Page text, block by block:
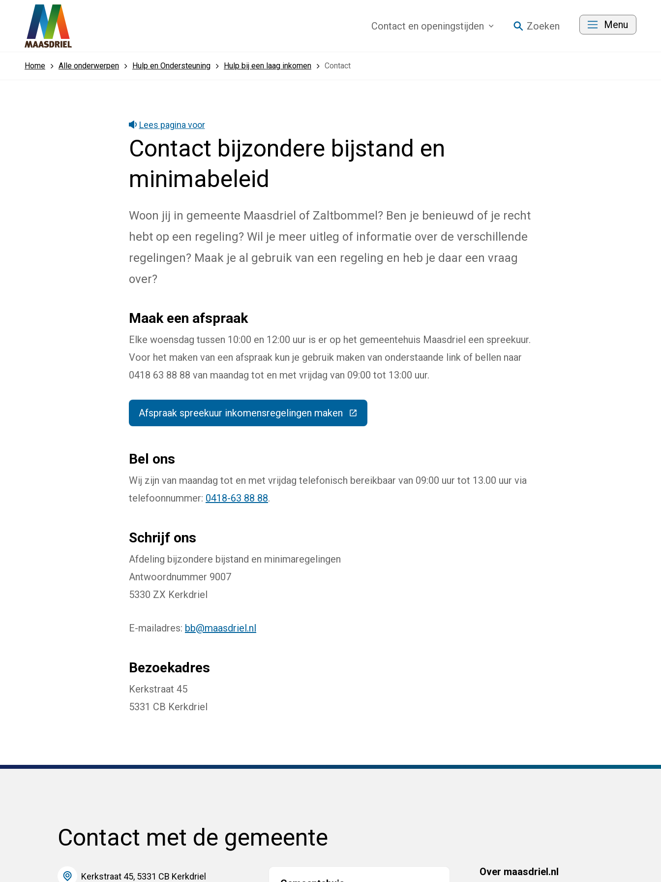
Contact en openingstijden Zoeken Menu
Home Alle onderwerpen Hulp en Ondersteuning Hulp bij een laag inkomen Contact
Lees pagina voor
Contact bijzondere bijstand en
minimabeleid
Woon jij in gemeente Maasdriel of Zaltbommel? Ben je benieuwd of je recht
hebt op een regeling? Wil je meer uitleg of informatie over de verschillende
regelingen? Maak je al gebruik van een regeling en heb je daar een vraag
over?
Maak een afspraak
Elke woensdag tussen 10:00 en 12:00 uur is er op het gemeentehuis Maasdriel een spreekuur.
Voor het maken van een afspraak kun je gebruik maken van onderstaande link of bellen naar
0418 63 88 88 van maandag tot en met vrijdag van 09:00 tot 13:00 uur.
Afspraak spreekuur inkomensregelingen maken
(Deze link gaat naar een externe website)
Bel ons
Wij zijn van maandag tot en met vrijdag telefonisch bereikbaar van 09:00 uur tot 13.00 uur via
telefoonnummer: 0418-63 88 88.
Schrijf ons
Afdeling bijzondere bijstand en minimaregelingen
Antwoordnummer 9007
​5330 ZX Kerkdriel
E-mailadres: bb@maasdriel.nl
Bezoekadres
Kerkstraat 45
5331 CB Kerkdriel
Contact met de gemeente
Kerkstraat 45, 5331 CB Kerkdriel Over maasdriel.nl